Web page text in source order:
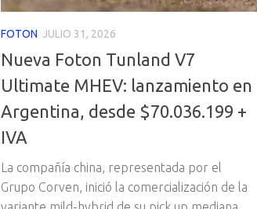
FOTON JULIO 31, 2026
Nueva Foton Tunland V7
Ultimate MHEV: lanzamiento en
Argentina, desde $70.036.199 +
IVA
La compañía china, representada por el
Grupo Corven, inició la comercialización de la